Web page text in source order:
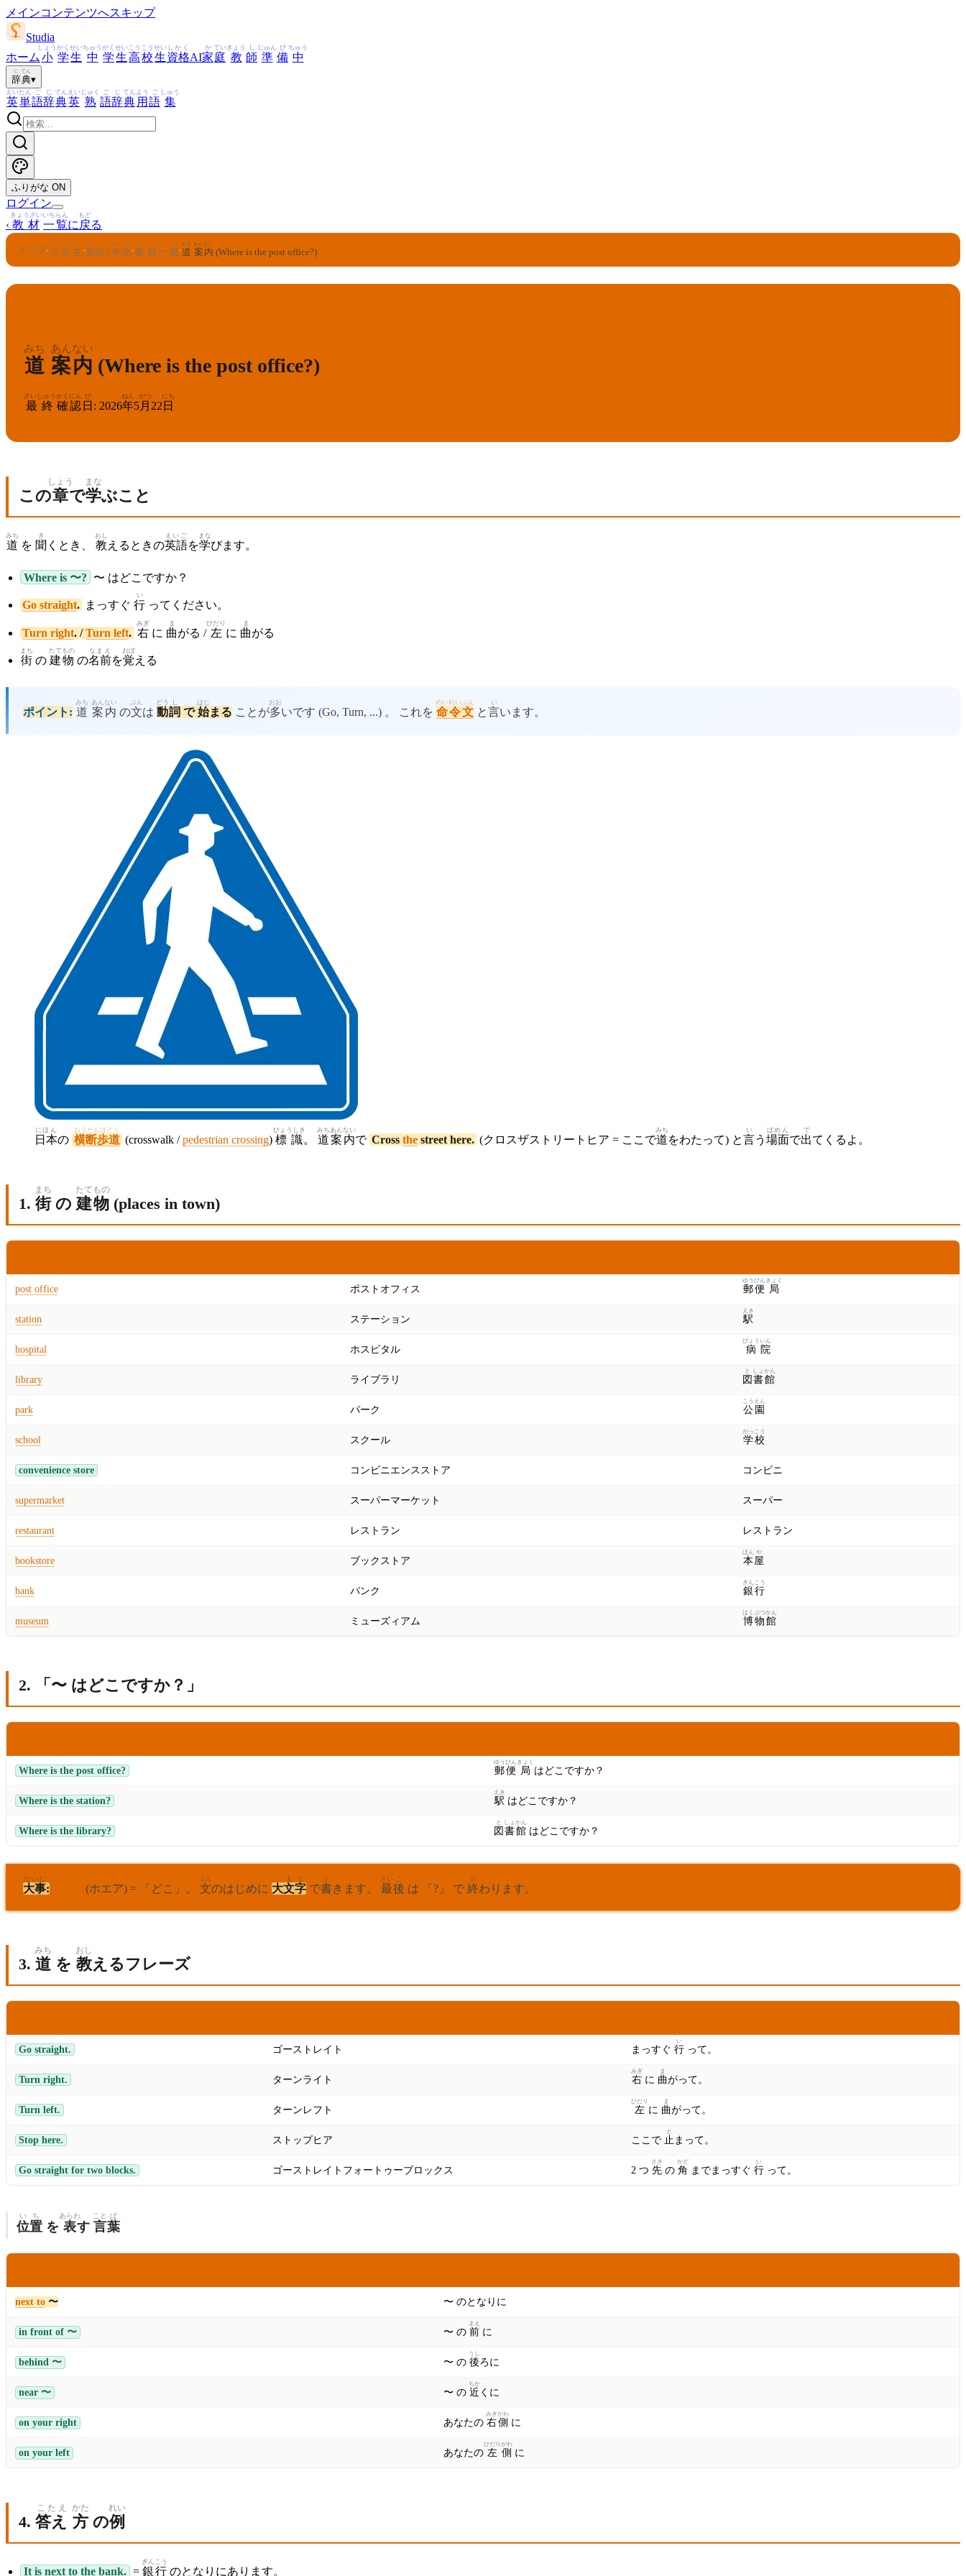
メインコンテンツへスキップ
Studia
ホーム 小
しょう
学
がく
生
せい
中
ちゅう
学
がく
生
せい
高
こう
校
こう
生
せい
資格
しかく
AI家
か
庭
てい
教
きょう
師
し
準
じゅん
備
び
中
ちゅう
辞
じ
典
てん
▾
英
えい
単
たん
語
ご
辞
じ
典
てん
英
えい
熟
じゅく
語
ご
辞
じ
典
てん
用
よう
語
ご
集
しゅう
ふりがな ON
ログイン
‹ 教材
きょうざい
一覧
いちらん
に 戻
もど
る
トップ›小学生
しょうがくせい
›英語
えいご
5年生
ねんせい
› 教材
きょうざい
一覧
いちらん
›道
みち
案
あん
内
ない
(Where is the post office?)
道
みち
案
あん
内
ない
(Where is the post office?)
最終
さいしゅう
確認
かくにん
日
び
: 2026年
ねん
5月
がつ
22 日
にち
この章
しょう
で学
まな
ぶこと
道
みち
を 聞
き
くとき、 教
おし
えるときの英語
えいご
を学
まな
びます。
Where is 〜? 〜 はどこですか？
Go straight. まっすぐ 行
い
ってください。
Turn right. /Turn left. 右
みぎ
に 曲
ま
がる / 左
ひだり
に 曲
ま
がる
街
まち
の 建
たて
物
もの
の名前
なまえ
を覚
おぼ
える
ポイント: 道
みち
案
あん
内
ない
の文
ぶん
は 動
どう
詞
し
で始
はじ
まる ことが多
おお
いです (Go, Turn, ...) 。 これを 命令文
めいれいぶん
と言
い
います。
日本
にほん
の 横断歩道
おうだんほどう
(crosswalk /pedestrian crossing) 標識
ひょうしき
。 道案内
みちあんない
で Cross the street here. (クロスザストリートヒア = ここで道
みち
をわたって) と言
い
う 場面
ばめん
で出
で
てくるよ。
1. 街
まち
の 建
たて
物
もの
(places in town)
post office ポストオフィス 郵
ゆう
便
びん
局
きょく
station ステーション 駅
えき
hospital ホスピタル 病
びょう
院
いん
library ライブラリ 図
と
書
しょ
館
かん
park パーク 公
こう
園
えん
school スクール 学
がっ
校
こう
convenience store コンビニエンスストア コンビニ
supermarket スーパーマーケット スーパー
restaurant レストラン レストラン
bookstore ブックストア 本
ほん
屋
や
bank バンク 銀
ぎん
行
こう
museum ミューズィアム 博
はく
物
ぶつ
館
かん
2. 「〜 はどこですか？」
Where is the post office? 郵
ゆう
便
びん
局
きょく
はどこですか？
Where is the station? 駅
えき
はどこですか？
Where is the library? 図
と
書
しょ
館
かん
はどこですか？
大事
だいじ
: (ホエア) = 「どこ」。 文
ぶん
のはじめに 大文
も
字
じ
で書
か
きます。 最
さい
後
ご
は 「?」 で 終
お
わります。
3. 道
みち
を 教
おし
えるフレーズ
Go straight. ゴーストレイト まっすぐ 行
い
って。
Turn right. ターンライト 右
みぎ
に 曲
ま
がって。
Turn left. ターンレフト 左
ひだり
に 曲
ま
がって。
Stop here. ストップヒア ここで 止
と
まって。
Go straight for two blocks. ゴーストレイトフォートゥーブロックス 2 つ 先
さき
の 角
かど
までまっすぐ 行
い
って。
位
い
置
ち
を 表
あらわ
す 言
こと
葉
ば
next to 〜 〜 のとなりに
in front of 〜 〜 の 前
まえ
に
behind 〜 〜 の 後
うし
ろに
near 〜 〜 の 近
ちか
くに
on your right あなたの 右
みぎ
側
がわ
に
on your left あなたの 左
ひだり
側
がわ
に
4. 答え
こたえ
方
かた
の例
れい
It is next to the bank. = 銀
ぎん
行
こう
のとなりにあります。